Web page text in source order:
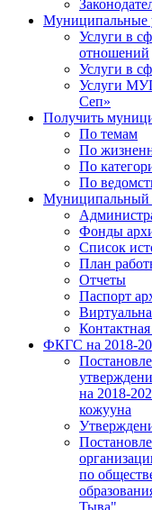
Муниципальные
Услуги в
отношений
Услуги в
Услуги
Сеп»
Получить
По темам
По
По
По
Муниципальный
Фонды
Список
План
Отчеты
Паспорт
ФКГС на 2018-
на 2018-
кожууна
по
Тыва"